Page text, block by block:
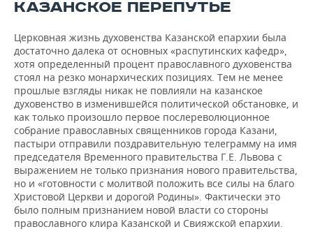
КАЗАНСКОЕ ПЕРЕПУТЬЕ
Церковная жизнь духовенства Казанской епархии была
достаточно далека от основных «распутинских кафедр»,
хотя определенный процент православного духовенства
стоял на резко монархических позициях. Тем не менее
прошлые взгляды никак не повлияли на казанское
духовенство в изменившейся политической обстановке, и
как только произошло первое послереволюционное
собрание православных священников города Казани,
пастыри отправили поздравительную телеграмму на имя
председателя Временного правительства Г.Е. Львова с
выражением не только признания нового правительства,
но и «готовности с молитвой положить все силы на благо
Христовой Церкви и дорогой Родины». Фактически это
было полным признанием новой власти со стороны
православного клира Казанской и Свияжской епархии.